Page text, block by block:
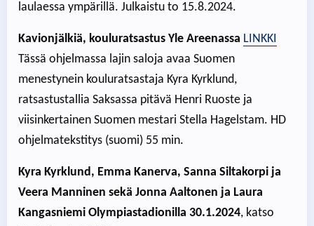
laulaessa ympärillä. Julkaistu to 15.8.2024.
Kavionjälkiä, kouluratsastus Yle Areenassa LINKKI
Tässä ohjelmassa lajin saloja avaa Suomen
menestynein kouluratsastaja Kyra Kyrklund,
ratsastustallia Saksassa pitävä Henri Ruoste ja
viisinkertainen Suomen mestari Stella Hagelstam. HD
ohjelmatekstitys (suomi) 55 min.
Kyra Kyrklund, Emma Kanerva, Sanna Siltakorpi ja
Veera Manninen sekä Jonna Aaltonen ja Laura
Kangasniemi Olympiastadionilla 30.1.2024, katso